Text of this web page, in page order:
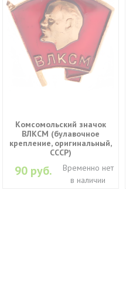
Комсомольский значок
ВЛКСМ (булавочное
крепление, оригинальный,
СССР)
90 руб.
Временно нет
в наличии